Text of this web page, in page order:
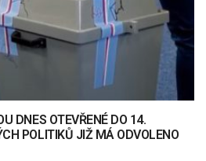
DNES OTEVŘENÉ DO 14.
POLITIKŮ JIŽ MÁ ODVOLENO